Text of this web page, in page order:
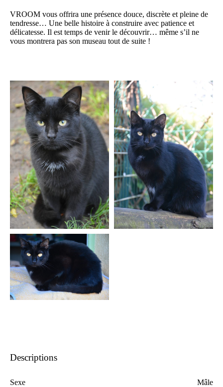
VROOM vous offrira une présence douce, discrète et pleine de
tendresse… Une belle histoire à construire avec patience et
délicatesse. Il est temps de venir le découvrir… même s’il ne
vous montrera pas son museau tout de suite !
Descriptions
Sexe Mâle